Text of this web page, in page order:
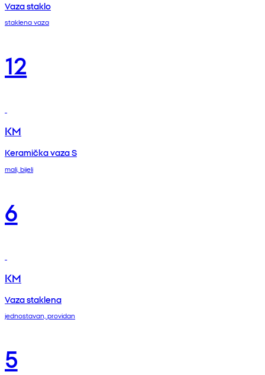
Vaza staklo
staklena vaza
12
KM
Keramička vaza S
mali, bijeli
6
KM
Vaza staklena
jednostavan, providan
5